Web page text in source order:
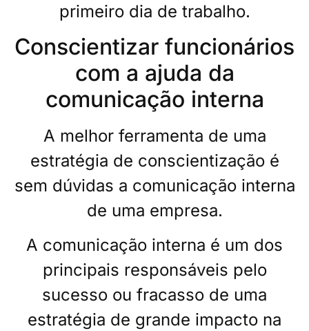
primeiro dia de trabalho.
Conscientizar funcionários
com a ajuda da
comunicação interna
A melhor ferramenta de uma
estratégia de conscientização é
sem dúvidas a comunicação interna
de uma empresa.
A comunicação interna é um dos
principais responsáveis pelo
sucesso ou fracasso de uma
estratégia de grande impacto na